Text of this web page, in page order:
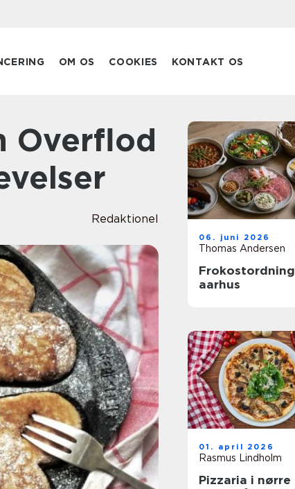
OM OS COOKIES KONTAKT OS
Redaktionel
06. juni 2026
Thomas Andersen
Frokostordning
aarhus
01. april 2026
Rasmus Lindholm
Pizzaria i nørre